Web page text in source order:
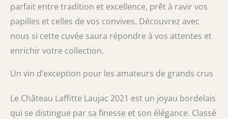
parfait entre tradition et excellence, prêt à ravir vos
papilles et celles de vos convives. Découvrez avec
nous si cette cuvée saura répondre à vos attentes et
enrichir votre collection.
Un vin d’exception pour les amateurs de grands crus
Le Château Laffitte Laujac 2021 est un joyau bordelais
qui se distingue par sa finesse et son élégance. Classé